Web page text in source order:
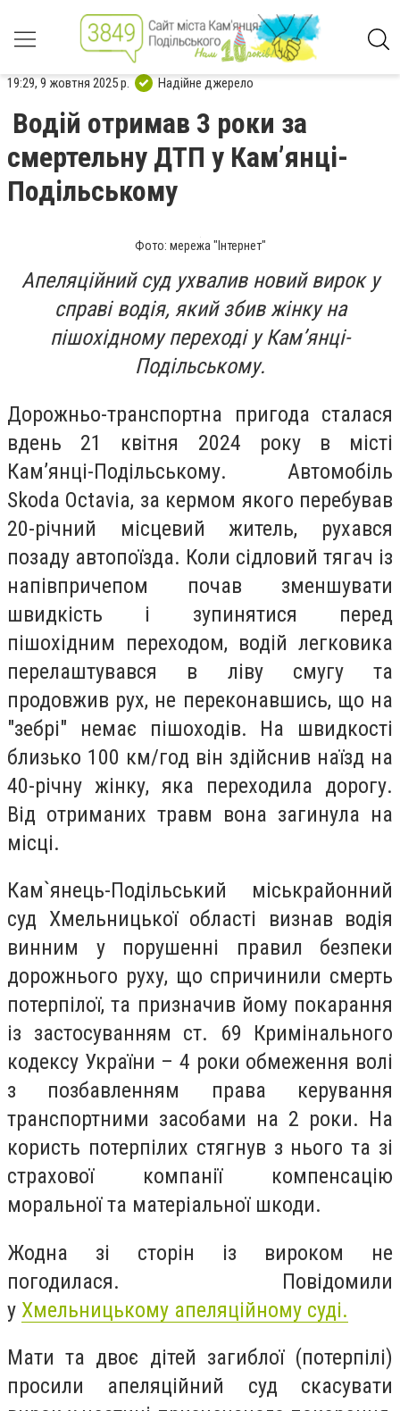
19:29, 9 жовтня 2025 р. Надійне джерело
Водій отримав 3 роки за
смертельну ДТП у Кам’янці-
Подільському
Фото: мережа "Інтернет"
Апеляційний суд ухвалив новий вирок у
справі водія, який збив жінку на
пішохідному переході у Кам’янці-
Подільському.
Дорожньо-транспортна пригода сталася
вдень 21 квітня 2024 року в місті
Кам’янці-Подільському. Автомобіль
Skoda Octavia, за кермом якого перебував
20-річний місцевий житель, рухався
позаду автопоїзда. Коли сідловий тягач із
напівпричепом почав зменшувати
швидкість і зупинятися перед
пішохідним переходом, водій легковика
перелаштувався в ліву смугу та
продовжив рух, не переконавшись, що на
"зебрі" немає пішоходів. На швидкості
близько 100 км/год він здійснив наїзд на
40-річну жінку, яка переходила дорогу.
Від отриманих травм вона загинула на
місці.
Кам`янець-Подільський міськрайонний
суд Хмельницької області визнав водія
винним у порушенні правил безпеки
дорожнього руху, що спричинили смерть
потерпілої, та призначив йому покарання
із застосуванням ст. 69 Кримінального
кодексу України – 4 роки обмеження волі
з позбавленням права керування
транспортними засобами на 2 роки. На
користь потерпілих стягнув з нього та зі
страхової компанії компенсацію
моральної та матеріальної шкоди.
Жодна зі сторін із вироком не
погодилася. Повідомили
у Хмельницькому апеляційному суді.
Мати та двоє дітей загиблої (потерпілі)
просили апеляційний суд скасувати